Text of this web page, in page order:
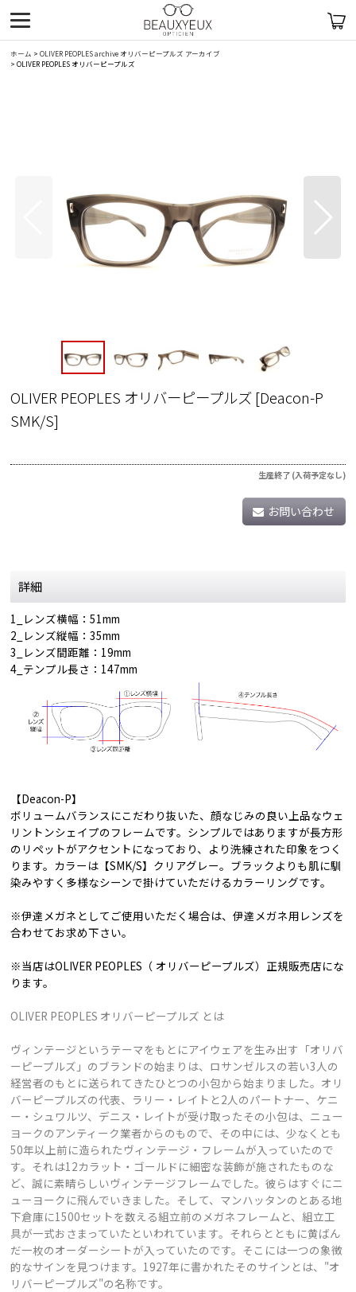
ホーム > OLIVER PEOPLES archive オリバーピープルズ アーカイブ
> OLIVER PEOPLES オリバーピープルズ
OLIVER PEOPLES オリバーピープルズ[Deacon-P
SMK/S]
生産終了 (入荷予定なし)
お問い合わせ
詳細
1_レンズ横幅：51mm
2_レンズ縦幅：35mm
3_レンズ間距離：19mm
4_テンプル長さ：147mm
【Deacon-P】
ボリュームバランスにこだわり抜いた、顔なじみの良い上品なウェ
リントンシェイプのフレームです。シンプルではありますが長方形
のリペットがアクセントになっており、より洗練された印象をつく
ります。カラーは【SMK/S】クリアグレー。ブラックよりも肌に馴
染みやすく多様なシーンで掛けていただけるカラーリングです。
※伊達メガネとしてご使用いただく場合は、伊達メガネ用レンズを
合わせてお求め下さい。
※当店はOLIVER PEOPLES（ オリバーピープルズ）正規販売店にな
ります。
OLIVER PEOPLES オリバーピープルズ とは
ヴィンテージというテーマをもとにアイウェアを生み出す「オリバ
ーピープルズ」のブランドの始まりは、ロサンゼルスの若い3人の
経営者のもとに送られてきたひとつの小包から始まりました。オリ
バーピープルズの代表、ラリー・レイトと2人のパートナー、ケニ
ー・シュワルツ、デニス・レイトが受け取ったその小包は、ニュー
ヨークのアンティーク業者からのもので、その中には、少なくとも
50年以上前に造られたヴィンテージ・フレームが入っていたので
す。それは12カラット・ゴールドに細密な装飾が施されたものな
ど、誠に素晴らしいヴィンテージフレームでした。彼らはすぐにニ
ューヨークに飛んでいきました。そして、マンハッタンのとある地
下倉庫に1500セットを数える組立前のメガネフレームと、組立工
具が一式おさまっていたといわれています。それらとともに黄ばん
だ一枚のオーダーシートが入っていたのです。そこには一つの象徴
的なサインを見つけます。1927年に書かれたそのサインとは、"オ
リバーピープルズ"の名称です。